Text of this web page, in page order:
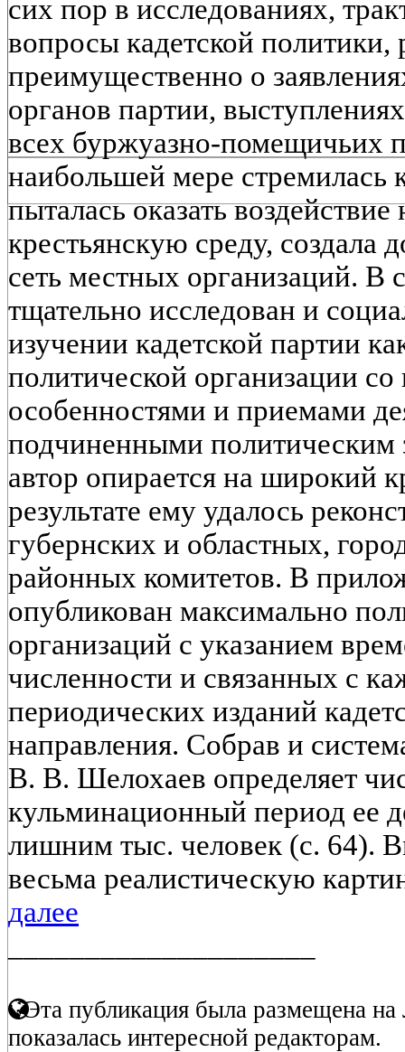
сих пор в исследованиях,
вопросы кадетской политики,
преимущественно о
органов партии,
всех буржуазно-помещичьих
наибольшей мере стремилась
пыталась оказать
крестьянскую среду, создала
сеть местных организаций. В
тщательно исследован и
изучении кадетской партии
политической организации
особенностями и приемами
подчиненными политическим
автор опирается на широкий
результате ему удалось
губернских и областных,
районных комитетов. В
опубликован максимально
организаций с указанием
численности и связанных с
периодических изданий
направления. Собрав и
В. В. Шелохаев определяет
кульминационный период ее
лишним тыс. человек (с. 64).
весьма реалистическую
далее
Эта публикация была размещена на
показалась интересной редакторам.